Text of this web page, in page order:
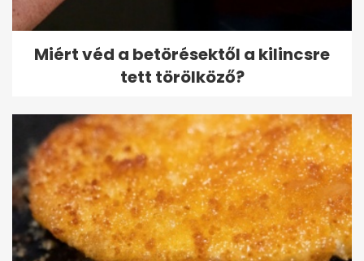
Miért véd a betörésektől a kilincsre
tett törölköző?